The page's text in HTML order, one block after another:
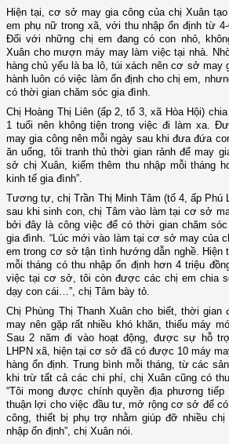
Hiện tại, cơ sở may gia công của chị Xuân
em phụ nữ trong xã, với thu nhập ổn định từ
Đối với những chị em đang có con nhỏ,
Xuân cho mượn máy may làm việc tại nhà.
hàng chủ yếu là ba lô, túi xách nên cơ sở may
hành luôn có việc làm ổn định cho chị em,
có thời gian chăm sóc gia đình.
Chị Hoàng Thị Liên (ấp 2, tổ 3, xã Hòa Hội)
1 tuổi nên không tiện trong việc đi làm xa.
may gia công nên mỗi ngày sau khi đưa đứa
ăn uống, tôi tranh thủ thời gian rảnh để may
sở chị Xuân, kiếm thêm thu nhập mỗi tháng
kinh tế gia đình”.
Tương tự, chị Trần Thị Minh Tâm (tổ 4, ấp Phú
sau khi sinh con, chị Tâm vào làm tại cơ sở
bởi đây là công việc để có thời gian chăm
gia đình. “Lúc mới vào làm tại cơ sở may của
em trong cơ sở tận tình hướng dẫn nghề. Hiện
mỗi tháng có thu nhập ổn định hơn 4 triệu
việc tại cơ sở, tôi còn được các chị em chia
dạy con cái…”, chị Tâm bày tỏ.
Chị Phùng Thị Thanh Xuân cho biết, thời
may nên gặp rất nhiều khó khăn, thiếu máy
Sau 2 năm đi vào hoạt động, được sự hỗ
LHPN xã, hiện tại cơ sở đã có được 10 máy
hàng ổn định. Trung bình mỗi tháng, từ các
khi trừ tất cả các chi phí, chị Xuân cũng có
“Tôi mong được chính quyền địa phương
thuận lợi cho việc đầu tư, mở rộng cơ sở để
công, thiết bị phụ trợ nhằm giúp đỡ nhiều
nhập ổn định”, chị Xuân nói.